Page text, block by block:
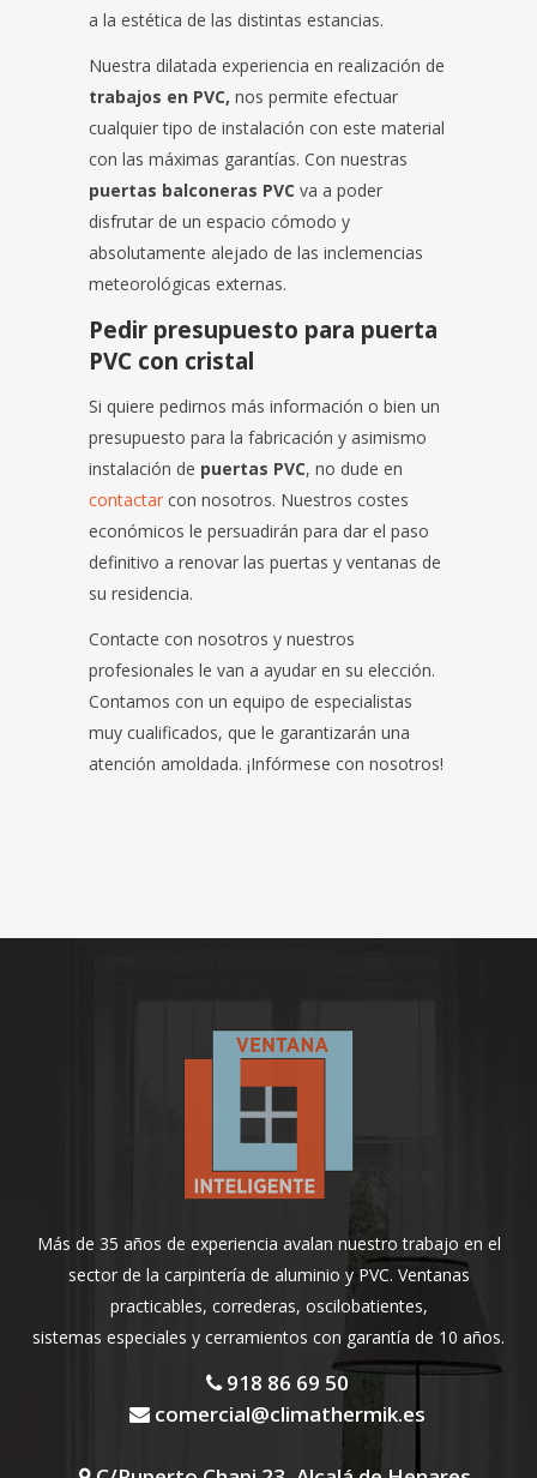
a la estética de las distintas estancias.
Nuestra dilatada experiencia en realización de
trabajos en PVC, nos permite efectuar
cualquier tipo de instalación con este material
con las máximas garantías. Con nuestras
puertas balconeras PVC va a poder
disfrutar de un espacio cómodo y
absolutamente alejado de las inclemencias
meteorológicas externas.
Pedir presupuesto para puerta
PVC con cristal
Si quiere pedirnos más información o bien un
presupuesto para la fabricación y asimismo
instalación de puertas PVC, no dude en
contactar con nosotros. Nuestros costes
económicos le persuadirán para dar el paso
definitivo a renovar las puertas y ventanas de
su residencia.
Contacte con nosotros y nuestros
profesionales le van a ayudar en su elección.
Contamos con un equipo de especialistas
muy cualificados, que le garantizarán una
atención amoldada. ¡Infórmese con nosotros!
Más de 35 años de experiencia avalan nuestro trabajo en el
sector de la carpintería de aluminio y PVC. Ventanas
practicables, correderas, oscilobatientes,
sistemas especiales y cerramientos con garantía de 10 años.
918 86 69 50
comercial@climathermik.es